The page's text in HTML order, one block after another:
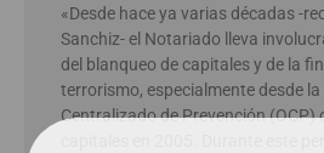
«Desde hace ya varias décadas -
Sanchiz- el Notariado lleva
del blanqueo de capitales y de la
terrorismo, especialmente desde
Centralizado de Prevención (OCP)